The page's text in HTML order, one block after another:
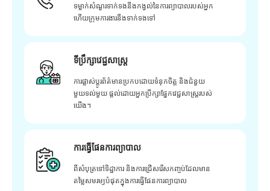
ទម្លាក់សំណួរទាក់ទងនឹងកង្វល់នៃការព្យាបាលរបស់អ្នក
ហើយក្រុមការងារនឹងទាក់ទងទៅ
ទីប្រឹក្សាវេជ្ជសាស្ត្រ
ការផ្លាស់ប្តូរព័ត៌មានប្រកបដោយទំនុកចិត្ត និងជំនួយ
មួយទល់មួយ ផ្តល់ដោយអ្នកប្រឹក្សាផ្នែកវេជ្ជសាស្រ្តរបស់
យើង។
ការធ្វើផែនការព្យាបាល
ពីសំបុត្រទៅទិដ្ឋាការ និងការជ្រើសរើសកញ្ចប់ដែលមាន
តម្លៃសមរម្យបំផុតក្នុងការធ្វើផែនការព្យាបាល